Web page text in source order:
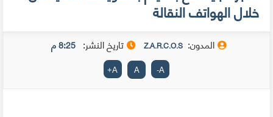
خلال الهواتف النقالة
المدون: Z.A.R.C.O.S تاريخ النشر: 8:25 م
A
-
A
A
+